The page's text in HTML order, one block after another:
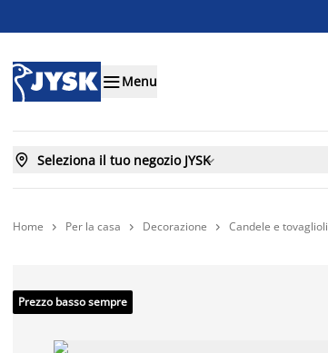
Menu
 Seleziona il tuo negozio JYSK
Home  Per la casa  Decorazione  Candele e tovaglioli
Prezzo basso sempre